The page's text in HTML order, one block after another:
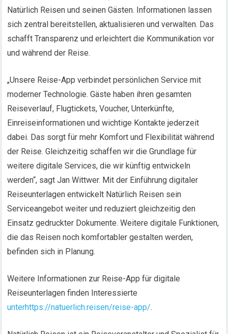
Natürlich Reisen und seinen Gästen. Informationen lassen
sich zentral bereitstellen, aktualisieren und verwalten. Das
schafft Transparenz und erleichtert die Kommunikation vor
und während der Reise.
„Unsere Reise-App verbindet persönlichen Service mit
moderner Technologie. Gäste haben ihren gesamten
Reiseverlauf, Flugtickets, Voucher, Unterkünfte,
Einreiseinformationen und wichtige Kontakte jederzeit
dabei. Das sorgt für mehr Komfort und Flexibilität während
der Reise. Gleichzeitig schaffen wir die Grundlage für
weitere digitale Services, die wir künftig entwickeln
werden“, sagt Jan Wittwer. Mit der Einführung digitaler
Reiseunterlagen entwickelt Natürlich Reisen sein
Serviceangebot weiter und reduziert gleichzeitig den
Einsatz gedruckter Dokumente. Weitere digitale Funktionen,
die das Reisen noch komfortabler gestalten werden,
befinden sich in Planung.
Weitere Informationen zur Reise-App für digitale
Reiseunterlagen finden Interessierte
unterhttps://natuerlich.reisen/reise-app/.